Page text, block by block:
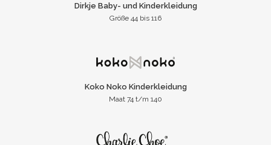
Dirkje Baby- und Kinderkleidung
Größe 44 bis 116
Koko Noko Kinderkleidung
Maat 74 t/m 140